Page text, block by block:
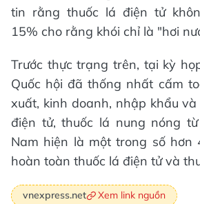
tin rằng thuốc lá điện tử
15% cho rằng khói chỉ là "hơi
Trước thực trạng trên, tại kỳ
Quốc hội đã thống nhất cấm
xuất, kinh doanh, nhập khẩu
điện tử, thuốc lá nung nóng
Nam hiện là một trong số hơn
hoàn toàn thuốc lá điện tử và
vnexpress.net Xem link nguồn